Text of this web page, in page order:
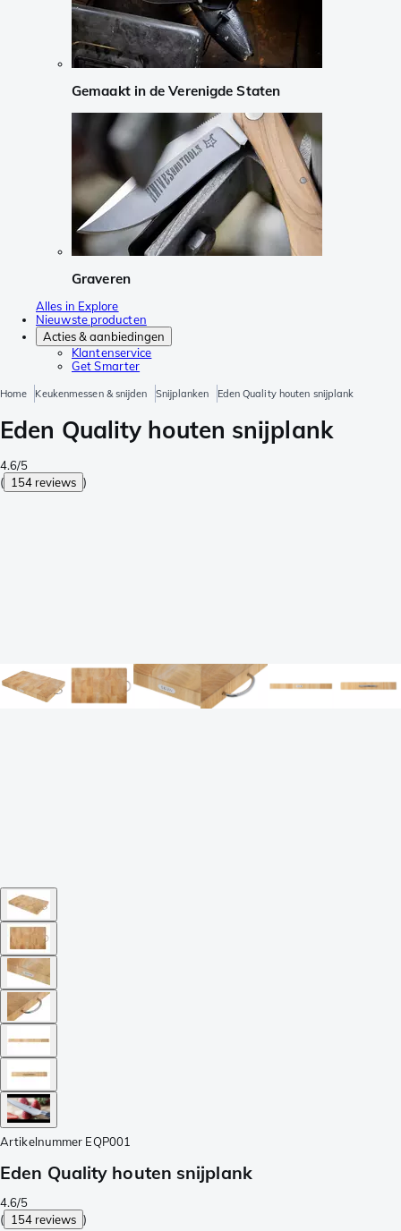
Gemaakt in de Verenigde Staten
Graveren
Alles in Explore
Nieuwste producten
Acties & aanbiedingen
Klantenservice
Get Smarter
Home Keukenmessen & snijden Snijplanken Eden Quality houten snijplank
Eden Quality houten snijplank
4.6/5
( 154 reviews )
Artikelnummer EQP001
Eden Quality houten snijplank
4.6/5
( 154 reviews )